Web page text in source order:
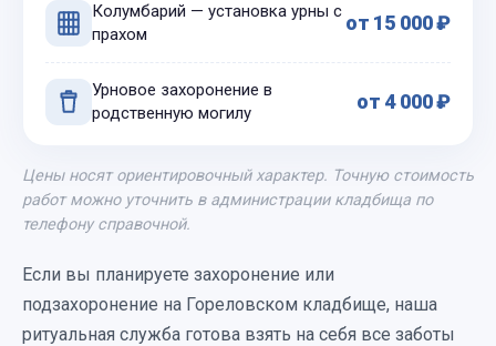
Колумбарий — установка урны с
прахом
от 15 000 ₽
Урновое захоронение в
родственную могилу
от 4 000 ₽
Цены носят ориентировочный характер. Точную стоимость
работ можно уточнить в администрации кладбища по
телефону справочной.
Если вы планируете захоронение или
подзахоронение на Гореловском кладбище, наша
ритуальная служба готова взять на себя все заботы